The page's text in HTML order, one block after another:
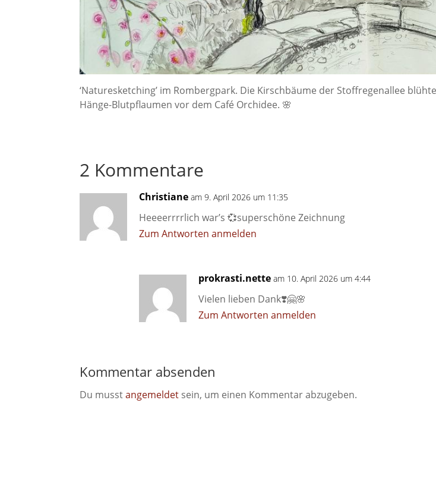
‘Naturesketching’ im Rombergpark. Die Kirschbäume der Stoffregenallee
Hänge-Blutpflaumen vor dem Café Orchidee. 🌸
2 Kommentare
Christiane am 9. April 2026 um 11:35
Heeeerrrrlich war’s 💞superschöne Zeichnung
Zum Antworten anmelden
prokrasti.nette am 10. April 2026 um 4:44
Vielen lieben Dank❣️🤗🌸
Zum Antworten anmelden
Kommentar absenden
Du musstangemeldet sein, um einen Kommentar abzugeben.